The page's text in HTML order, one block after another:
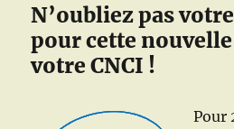
N’oubliez pas
pour cette
votre CNCI !
Pour